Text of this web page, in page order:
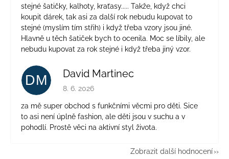
stejné šatičky, kalhoty, kraťasy..... Takže, když chci
koupit dárek, tak asi za další rok nebudu kupovat to
stejné (myslím tím střih) i když třeba vzory jsou jiné.
Hlavně u těch šatiček bych to ocenila. Moc se líbily, ale
nebudu kupovat za rok stejné i když třeba jiný vzor.
DM David Martinec
Hodnocení obchodu je 5 z 5 hvězdiček.
8. 6. 2026
za mě super obchod s funkčními věcmi pro děti. Sice
to asi není úplně fashion, ale děti jsou v suchu a v
pohodlí. Prostě věci na aktivní styl života.
Zobrazit další hodnocení